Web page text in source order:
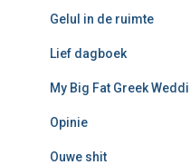
Gelul in de ruimte
Lief dagboek
My Big Fat Greek
Opinie
Ouwe shit